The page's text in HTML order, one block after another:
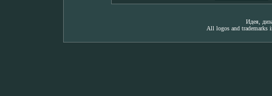
Идея,
All logos and trademarks